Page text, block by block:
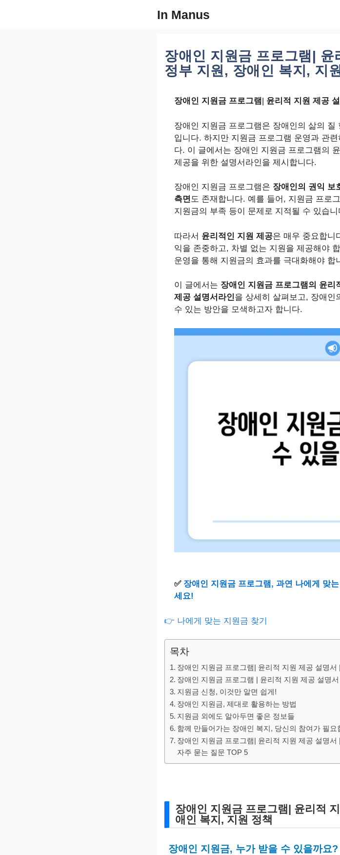
In Manus
장애인 지원금 프로그램|
정부 지원, 장애인 복지, 지
장애인 지원금 프로그램| 윤리적 지원 제공
장애인 지원금 프로그램은 장애인의 삶의
입니다. 하지만 지원금 프로그램 운영과 관
다. 이 글에서는 장애인 지원금 프로그램의
제공을 위한 설명서라인을 제시합니다.
장애인 지원금 프로그램은 장애인의 권익 보
측면도 존재합니다. 예를 들어, 지원금 프로
지원금의 부족 등이 문제로 지적될 수 있습니
따라서 윤리적인 지원 제공은 매우 중요합니
익을 존중하고, 차별 없는 지원을 제공해야
운영을 통해 지원금의 효과를 극대화해야 합
이 글에서는 장애인 지원금 프로그램의 윤리
제공 설명서라인을 상세히 살펴보고, 장애인
수 있는 방안을 모색하고자 합니다.
✅ 장애인 지원금 프로그램, 과연 나에게 맞
세요!
👉 나에게 맞는 지원금 찾기
목차
장애인 지원금 프로그램| 윤리적 지원 제공 설명
장애인 지원금 프로그램 | 윤리적 지원 제공 설명
지원금 신청, 이것만 알면 쉽게!
장애인 지원금, 제대로 활용하는 방법
지원금 외에도 알아두면 좋은 정보들
함께 만들어가는 장애인 복지, 당신의 참여가 필요
장애인 지원금 프로그램| 윤리적 지원 제공 설명
자주 묻는 질문 TOP 5
장애인 지원금 프로그램| 윤리적
애인 복지, 지원 정책
장애인 지원금, 누가 받을 수 있을까요?